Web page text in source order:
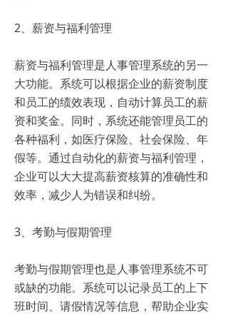
2、薪资与福利管理
薪资与福利管理是人事管理系统的另一
大功能。系统可以根据企业的薪资制度
和员工的绩效表现，自动计算员工的薪
资和奖金。同时，系统还能管理员工的
各种福利，如医疗保险、社会保险、年
假等。通过自动化的薪资与福利管理，
企业可以大大提高薪资核算的准确性和
效率，减少人为错误和纠纷。
3、考勤与假期管理
考勤与假期管理也是人事管理系统不可
或缺的功能。系统可以记录员工的上下
班时间、请假情况等信息，帮助企业实